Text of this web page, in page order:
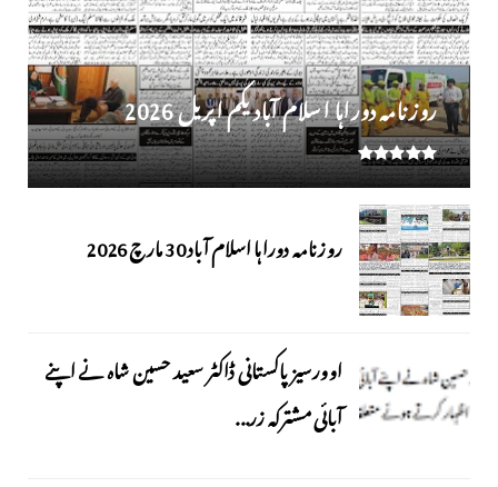
روز نامہ دوراہا اسلام آباد یکم اپریل 2026
روزنامہ دوراہا اسلام آباد 30 مارچ 2026
اوورسیز پاکستانی ڈاکٹر سعید حسین شاہ نے اپنے
آبائی مشترکہ زر...